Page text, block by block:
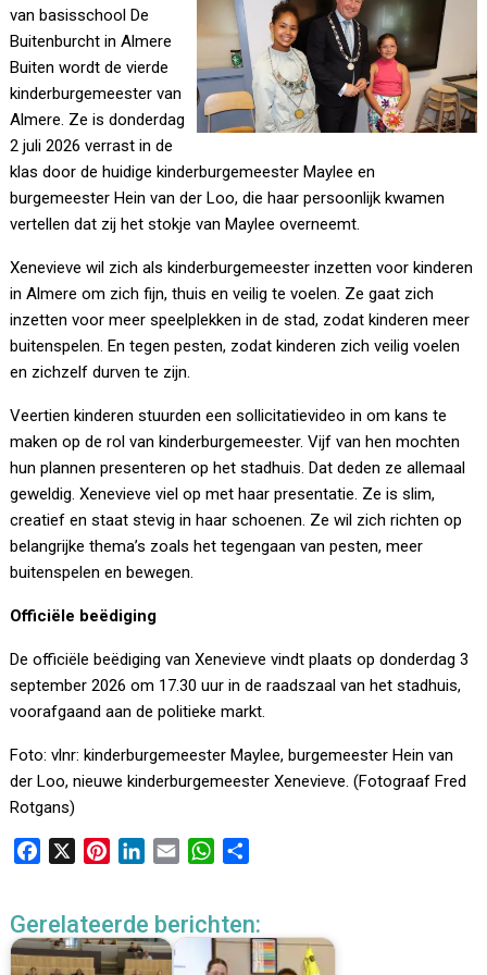
van basisschool De
Buitenburcht in Almere
Buiten wordt de vierde
kinderburgemeester van
Almere. Ze is donderdag
2 juli 2026 verrast in de
klas door de huidige kinderburgemeester Maylee en
burgemeester Hein van der Loo, die haar persoonlijk kwamen
vertellen dat zij het stokje van Maylee overneemt.
Xenevieve wil zich als kinderburgemeester inzetten voor kinderen
in Almere om zich fijn, thuis en veilig te voelen. Ze gaat zich
inzetten voor meer speelplekken in de stad, zodat kinderen meer
buitenspelen. En tegen pesten, zodat kinderen zich veilig voelen
en zichzelf durven te zijn.
Veertien kinderen stuurden een sollicitatievideo in om kans te
maken op de rol van kinderburgemeester. Vijf van hen mochten
hun plannen presenteren op het stadhuis. Dat deden ze allemaal
geweldig. Xenevieve viel op met haar presentatie. Ze is slim,
creatief en staat stevig in haar schoenen. Ze wil zich richten op
belangrijke thema’s zoals het tegengaan van pesten, meer
buitenspelen en bewegen.
Officiële beëdiging
De officiële beëdiging van Xenevieve vindt plaats op donderdag 3
september 2026 om 17.30 uur in de raadszaal van het stadhuis,
voorafgaand aan de politieke markt.
Foto: vlnr: kinderburgemeester Maylee, burgemeester Hein van
der Loo, nieuwe kinderburgemeester Xenevieve. (Fotograaf Fred
Rotgans)
e
b
t
e
k
e
i
W
t
s
e
n
Gerelateerde berichten: